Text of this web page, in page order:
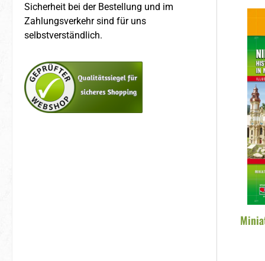
Sicherheit bei der Bestellung und im
Zahlungsverkehr sind für uns
selbstverständlich.